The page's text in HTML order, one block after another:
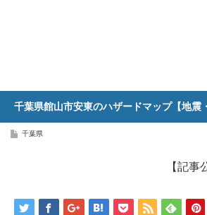
千葉県館山市安東のハザードマップ【地震
千葉県
【記事